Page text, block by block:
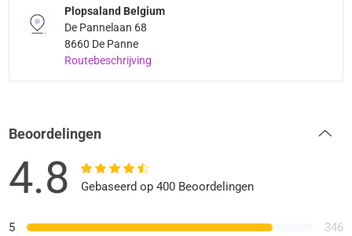
Plopsaland Belgium
De Pannelaan 68
8660 De Panne
Routebeschrijving
Beoordelingen
4.8 Gebaseerd op 400 Beoordelingen
5
346